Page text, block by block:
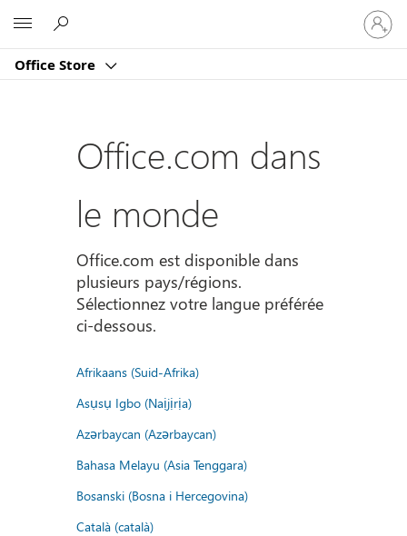
Office Store
vous
à
compte
Office.com dans
le monde
Office.com est disponible dans
plusieurs pays/régions.
Sélectionnez votre langue préférée
ci-dessous.
Afrikaans (Suid-Afrika)
Asụsụ Igbo (Naịjịrịa)
Azərbaycan (Azərbaycan)
Bahasa Melayu (Asia Tenggara)
Bosanski (Bosna i Hercegovina)
Català (català)